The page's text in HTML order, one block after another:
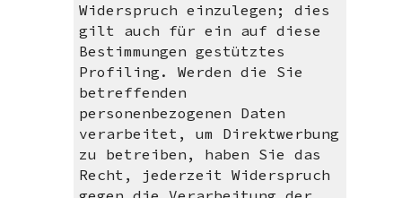
Widerspruch einzulegen; dies
gilt auch für ein auf diese
Bestimmungen gestütztes
Profiling. Werden die Sie
betreffenden
personenbezogenen Daten
verarbeitet, um Direktwerbung
zu betreiben, haben Sie das
Recht, jederzeit Widerspruch